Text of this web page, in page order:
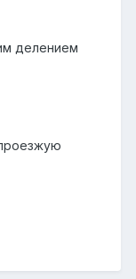
делением